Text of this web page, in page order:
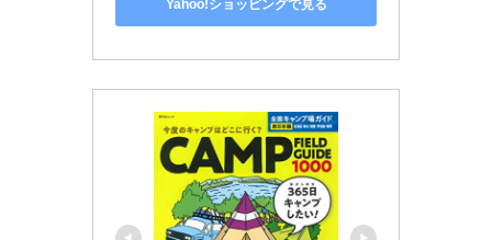
Yahoo!ショッピングで見る